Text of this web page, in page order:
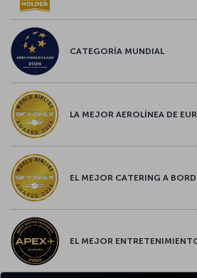
CATEGORÍA MUNDIAL
LA MEJOR AEROLÍNEA DE
EL MEJOR CATERING A
EL MEJOR